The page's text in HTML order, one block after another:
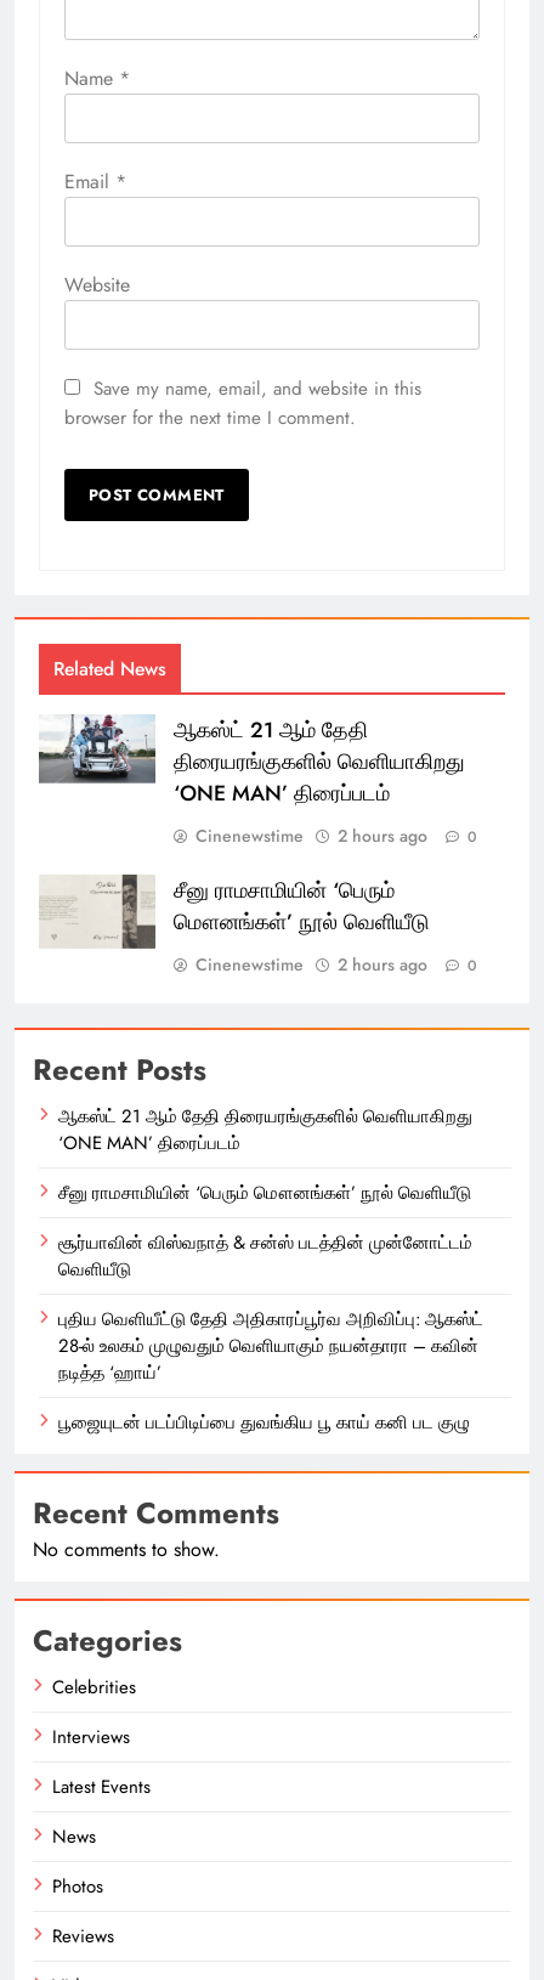
Name *
Email *
Website
Save my name, email, and website in this
browser for the next time I comment.
Related News
ஆகஸ்ட் 21 ஆம் தேதி
திரையரங்குகளில் வெளியாகிறது
‘ONE MAN’ திரைப்படம்
Cinenewstime 2 hours ago 0
சீனு ராமசாமியின் ‘பெரும்
மௌனங்கள்’ நூல் வெளியீடு
Cinenewstime 2 hours ago 0
Recent Posts
ஆகஸ்ட் 21 ஆம் தேதி திரையரங்குகளில் வெளியாகிறது
‘ONE MAN’ திரைப்படம்
சீனு ராமசாமியின் ‘பெரும் மௌனங்கள்’ நூல் வெளியீடு
சூர்யாவின் விஸ்வநாத் & சன்ஸ் படத்தின் முன்னோட்டம்
வெளியீடு
புதிய வெளியீட்டு தேதி அதிகாரப்பூர்வ அறிவிப்பு: ஆகஸ்ட்
28-ல் உலகம் முழுவதும் வெளியாகும் நயன்தாரா – கவின்
நடித்த ‘ஹாய்’
பூஜையுடன் படப்பிடிப்பை துவங்கிய பூ காய் கனி பட குழு
Recent Comments
No comments to show.
Categories
Celebrities
Interviews
Latest Events
News
Photos
Reviews